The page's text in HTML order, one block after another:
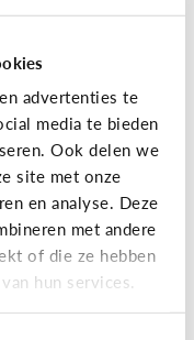
advertenties te
media te bieden
Ook delen we
site met onze
en analyse. Deze
met andere
of die ze hebben
hun services.